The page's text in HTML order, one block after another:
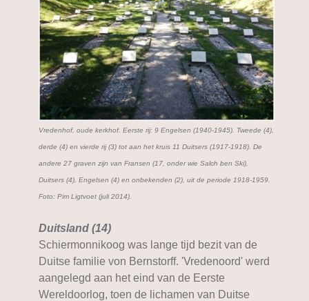
Vredenhof, oude kerkhof. Eerste rij: 9 Engelsen (1940-1945). Tweede (4),
derde (4) en vierde rij (3) tot aan het kruis 11 Duitsers (1917-1918). De
andere 27 graven zijn van Fransen (17, onder wie Salch ben Ski),
Duitsers (4), Engelsen (4) en onbekenden (2), uit de periode 1918-1959.
Foto: Pim Ligtvoet (juli 2014).
Duitsland (14)
Schiermonnikoog was lange tijd bezit van de
Duitse familie von Bernstorff. 'Vredenoord' werd
aangelegd aan het eind van de Eerste
Wereldoorlog, toen de lichamen van Duitse